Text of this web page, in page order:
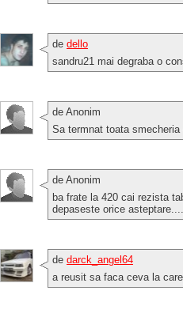
de dello
sandru21 mai degraba o
de Anonim
Sa termnat toata
de Anonim
ba frate la 420 cai rezista
depaseste orice
de darck_angel64
a reusit sa faca ceva la